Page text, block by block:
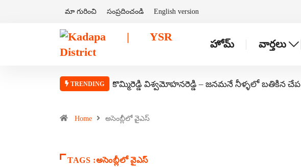
మా గురించి సంప్రదించండి English version
హోమ్ వార్తలు
TRENDING కొమ్మిరెడ్డి విశ్వమోహనరెడ్డి – జనమనే నీళ్ళలో బతికిన చేప
Home అసెంబ్లీలో వైఎస్
TAGS :అసెంబ్లీలో వైఎస్